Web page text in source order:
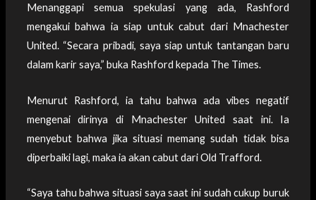
Menanggapi semua spekulasi yang ada, Rashford
mengakui bahwa ia siap untuk cabut dari Mnachester
United. “Secara pribadi, saya siap untuk tantangan baru
dalam karir saya,” buka Rashford kepada The Times.
Menurut Rashford, ia tahu bahwa ada vibes negatif
mengenai dirinya di Mnachester United saat ini. Ia
menyebut bahwa jika situasi memang sudah tidak bisa
diperbaiki lagi, maka ia akan cabut dari Old Trafford.
“Saya tahu bahwa situasi saya saat ini sudah cukup buruk